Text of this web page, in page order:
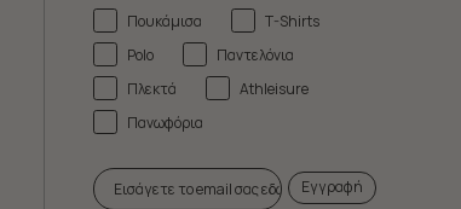
Πουκάμισα
T-Shirts
Polo
Παντελόνια
Πλεκτά
Athleisure
Πανωφόρια
Εγγραφή